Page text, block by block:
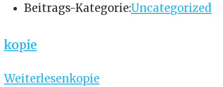
Beitrags-Kategorie:Uncategorized
kopie
Weiterlesenkopie